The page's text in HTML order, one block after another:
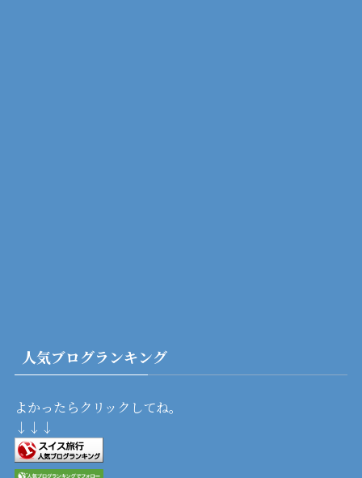
人気ブログランキング
よかったらクリックしてね。
↓↓↓